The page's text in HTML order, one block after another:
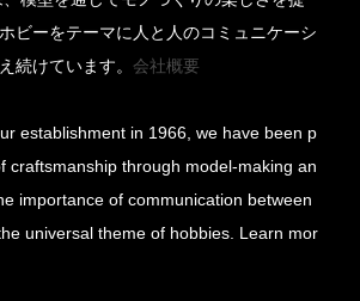
ビーをテーマに人と人のコミュニケーシ
続けています。会社概要
establishment in 1966, we have been p
craftsmanship through model-making an
importance of communication between
universal theme of hobbies. Learn mor